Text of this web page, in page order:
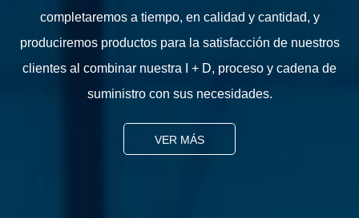
completaremos a tiempo, en calidad y cantidad, y
produciremos productos para la satisfacción de nuestros
clientes al combinar nuestra I + D, proceso y cadena de
suministro con sus necesidades.
VER MÁS